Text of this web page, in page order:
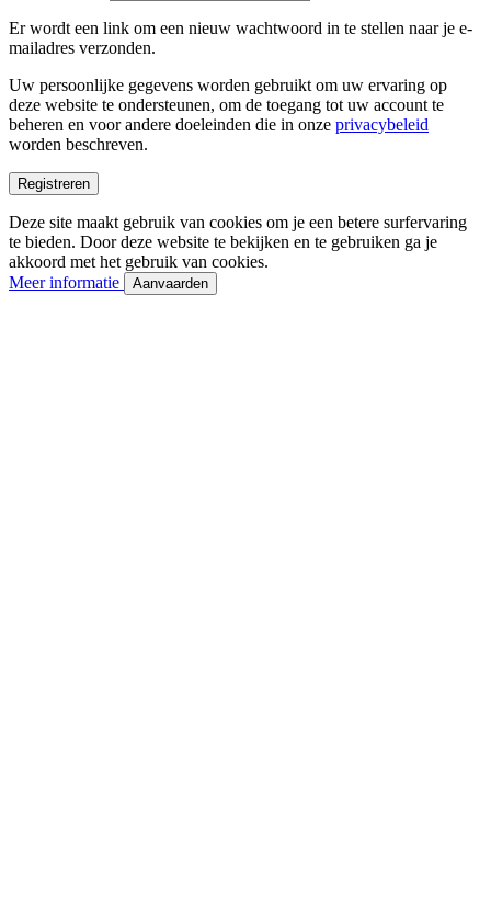
Er wordt een link om een nieuw wachtwoord in te stellen naar je e-
mailadres verzonden.
Uw persoonlijke gegevens worden gebruikt om uw ervaring op
deze website te ondersteunen, om de toegang tot uw account te
beheren en voor andere doeleinden die in onze privacybeleid
worden beschreven.
Registreren
Deze site maakt gebruik van cookies om je een betere surfervaring
te bieden. Door deze website te bekijken en te gebruiken ga je
akkoord met het gebruik van cookies.
Meer informatie
Aanvaarden